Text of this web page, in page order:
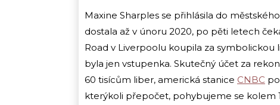
Maxine Sharples se přihlásila do
dostala až v únoru 2020, po pěti letech
Road v Liverpoolu koupila za
byla jen vstupenka. Skutečný účet za
60 tisícům liber, americká stanice CNBC
kterýkoli přepočet, pohybujeme se kolem